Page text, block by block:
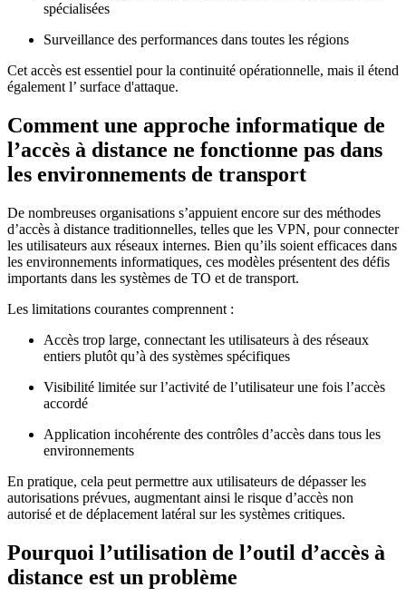
spécialisées
Surveillance des performances dans toutes les régions
Cet accès est essentiel pour la continuité opérationnelle, mais il étend
également l’ surface d'attaque.
Comment une approche informatique de
l’accès à distance ne fonctionne pas dans
les environnements de transport
De nombreuses organisations s’appuient encore sur des méthodes
d’accès à distance traditionnelles, telles que les VPN, pour connecter
les utilisateurs aux réseaux internes. Bien qu’ils soient efficaces dans
les environnements informatiques, ces modèles présentent des défis
importants dans les systèmes de TO et de transport.
Les limitations courantes comprennent :
Accès trop large, connectant les utilisateurs à des réseaux
entiers plutôt qu’à des systèmes spécifiques
Visibilité limitée sur l’activité de l’utilisateur une fois l’accès
accordé
Application incohérente des contrôles d’accès dans tous les
environnements
En pratique, cela peut permettre aux utilisateurs de dépasser les
autorisations prévues, augmentant ainsi le risque d’accès non
autorisé et de déplacement latéral sur les systèmes critiques.
Pourquoi l’utilisation de l’outil d’accès à
distance est un problème